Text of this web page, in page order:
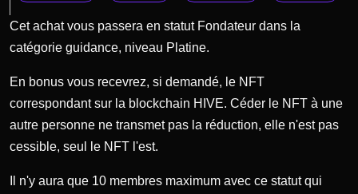
Cet achat vous passera en statut Fondateur dans la
catégorie guidance, niveau Platine.
En bonus vous recevrez, si demandé, le NFT
correspondant sur la blockchain HIVE. Céder le NFT à une
autre personne ne transmet pas la réduction, elle n'est pas
cessible, seul le NFT l'est.
Il n'y aura que 10 membres maximum avec ce statut qui